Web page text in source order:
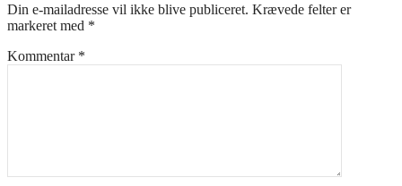
Din e-mailadresse vil ikke blive publiceret. Krævede felter er
markeret med *
Kommentar *